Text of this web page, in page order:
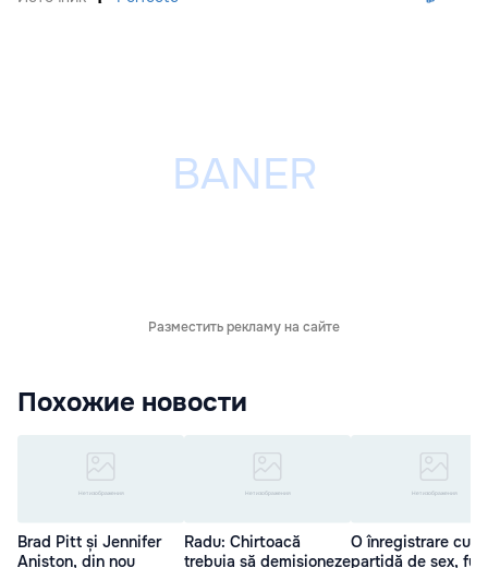
Разместить рекламу на сайте
Похожие новости
Brad Pitt și Jennifer
Aniston, din nou
Radu: Chirtoacă
trebuia să demisioneze
O înregistrare cu o
partidă de sex,